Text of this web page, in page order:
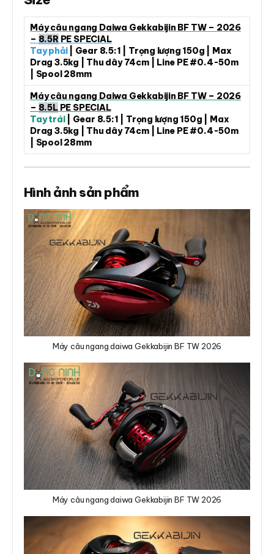
Máy câu ngang Daiwa Gekkabijin BF TW – 2026
– 8.5R PE SPECIAL
Tay phải| Gear 8.5:1 | Trọng lượng 150g | Max
Drag 3.5kg | Thu dây 74cm | Line PE #0.4-50m
| Spool 28mm
Máy câu ngang Daiwa Gekkabijin BF TW – 2026
– 8.5LPE SPECIAL
Tay trái| Gear 8.5:1 | Trọng lượng 150g | Max
Drag 3.5kg | Thu dây 74cm | Line PE #0.4-50m
| Spool 28mm
Hình ảnh sản phẩm
Máy câu ngang daiwa Gekkabijin BF TW 2026
Máy câu ngang daiwa Gekkabijin BF TW 2026